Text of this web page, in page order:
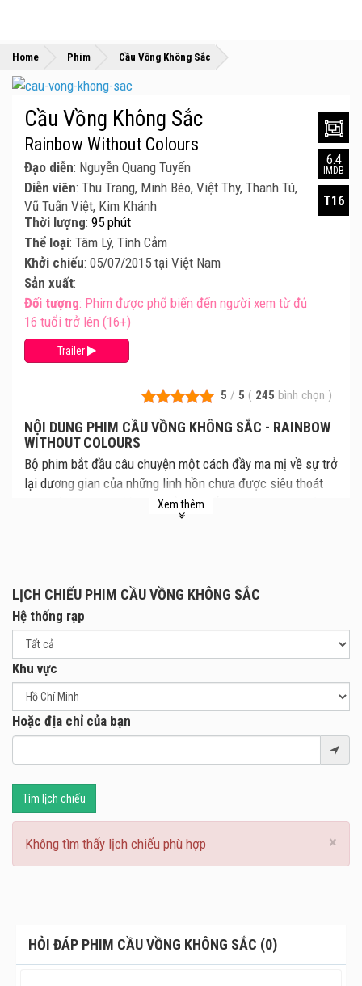
Home »
Phim »
Cầu Vồng Không Sắc
5 / 5 ( 245 bình chọn )
NỘI DUNG PHIM CẦU VỒNG KHÔNG SẮC - RAINBOW
WITHOUT COLOURS
Bộ phim bắt đầu câu chuyện một cách đầy ma mị về sự trở
lại dương gian của những linh hồn chưa được siêu thoát
trong đó có Hùng đức con của bà Yến và ông Thanh Liệu
dsự trở về đó có phải là dấu hiệu cho sự trả thù về những
Xem thêm
Cầu Vồng Không Sắc
Rainbow Without Colours
Đạo diễn: Nguyễn Quang Tuyến
Diễn viên: Thu Trang, Minh Béo, Việt Thy, Thanh Tú,
Vũ Tuấn Việt, Kim Khánh
Thời lượng: 95 phút
Thể loại: Tâm Lý, Tình Cảm
Khởi chiếu: 05/07/2015 tại Việt Nam
Sản xuất:
Đối tượng: Phim được phổ biến đến người xem từ đủ
16 tuổi trở lên (16+)
Trailer
6.4
IMDB
T16
LỊCH CHIẾU PHIM CẦU VỒNG KHÔNG SẮC
Hệ thống rạp
Khu vực
Hoặc địa chỉ của bạn
Tìm lịch chiếu
×
Không tìm thấy lịch chiếu phù hợp
HỎI ĐÁP PHIM CẦU VỒNG KHÔNG SẮC (0)